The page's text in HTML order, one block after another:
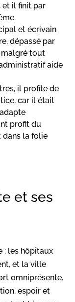
et il finit par
et écrivain
dépassé par
malgré tout
aide
il profite de
car il était
profit du
dans la folie
et ses
: les hôpitaux
et la ville
omniprésente.
espoir et